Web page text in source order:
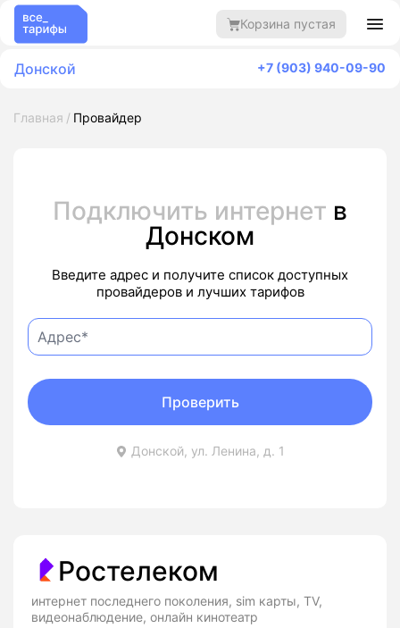
Корзина пустая
Донской +7 (903) 940-09-90
Главная Провайдер
Подключить интернет в
Донском
Введите адрес и получите список доступных
провайдеров и лучших тарифов
Донской, ул. Ленина, д. 1
Проверить
Ростелеком
интернет последнего поколения, sim карты, TV,
видеонаблюдение, онлайн кинотеатр